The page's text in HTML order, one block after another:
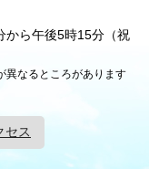
から午後5時15分（祝
異なるところがあります
セス